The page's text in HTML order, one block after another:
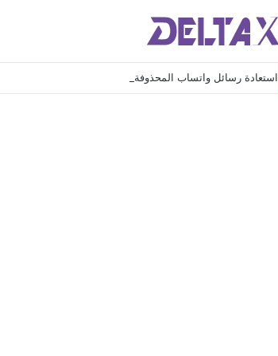
استعادة رسائل واتساب المحذوفة: دليلك الشامل لاسترجاع